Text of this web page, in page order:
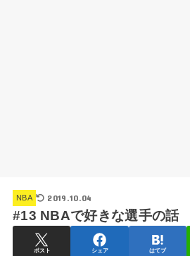
NBA 2019.10.04
#13 NBAで好きな選手の
ポスト シェア はてブ